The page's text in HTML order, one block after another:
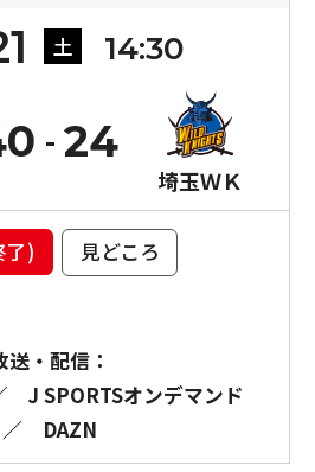
土 14:30
埼玉ＷＫ
24
了)
見どころ
送・配信：
J SPORTSオンデマンド
／
DAZN